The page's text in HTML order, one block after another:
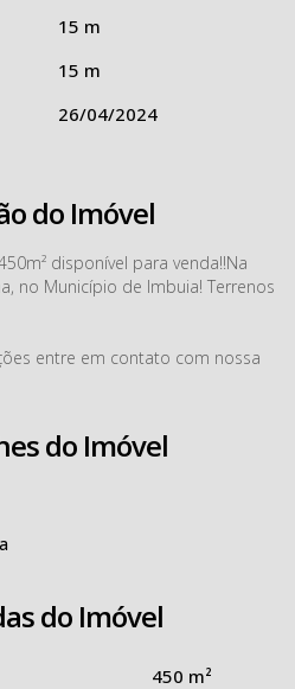
15 m
15 m
26/04/2024
do Imóvel
disponível para venda!!Na
no Município de Imbuia! Terrenos
entre em contato com nossa
do Imóvel
do Imóvel
450 m²